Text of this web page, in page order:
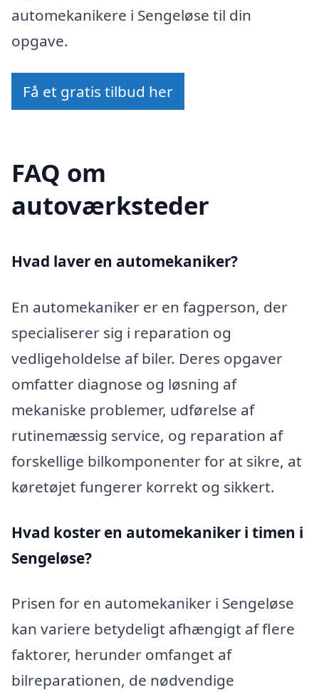
automekanikere i Sengeløse til din
opgave.
Få et gratis tilbud her
FAQ om
autoværksteder
Hvad laver en automekaniker?
En automekaniker er en fagperson, der
specialiserer sig i reparation og
vedligeholdelse af biler. Deres opgaver
omfatter diagnose og løsning af
mekaniske problemer, udførelse af
rutinemæssig service, og reparation af
forskellige bilkomponenter for at sikre, at
køretøjet fungerer korrekt og sikkert.
Hvad koster en automekaniker i timen i
Sengeløse?
Prisen for en automekaniker i Sengeløse
kan variere betydeligt afhængigt af flere
faktorer, herunder omfanget af
bilreparationen, de nødvendige